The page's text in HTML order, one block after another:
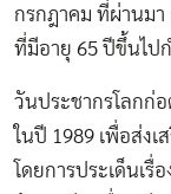
กรกฎาคม ที่ผ่านม
ที่มีอายุ 65 ปีขึ้นไป
วันประชากรโลกก่
ในปี 1989 เพื่อส่งเ
โดยการประเด็นเรื่